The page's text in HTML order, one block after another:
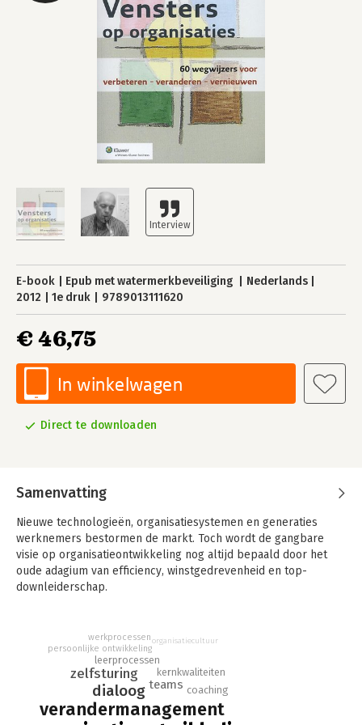
E-book Epub met watermerkbeveiliging
Nederlands
2012
1e druk 9789013111620
€ 46,75
In winkelwagen
Direct te downloaden
Samenvatting
Nieuwe technologieën, organisatiesystemen en generaties
werknemers bestormen de markt. Toch wordt de gangbare
visie op organisatieontwikkeling nog altijd bepaald door het
oude adagium van efficiency, winstgedrevenheid en top-
downleiderschap.
en gemeenschap als kernbegrippen. Hij noemt dit horizontaal
leiderschap: een organisatievorm waarin betrokken mensen
vanuit inzicht verantwoordelijkheid kunnen nemen voor de
volgende stap van hun organisatie, en ook zichzelf verder
kunnen ontwikkelen.
verandermanagement
dialoog teams
zelfsturing
leerprocessen
kernkwaliteiten
coaching
persoonlijke ontwikkeling
werkprocessenorganisatiecultuur